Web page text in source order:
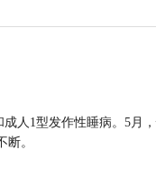
人1型发作性睡病。5月
。